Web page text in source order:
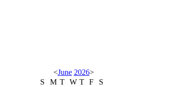
<June 2026>
S
M T W T F
S